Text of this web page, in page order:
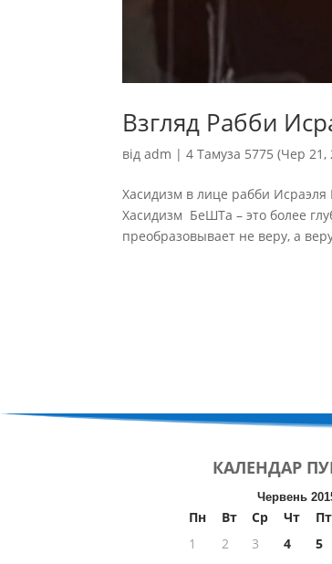
Взгляд Рабби
відadm |4 Тамуза 5775 (Чер 21,
Хасидизм в лице рабби
Хасидизм БеШТа – это более
преобразовывает не веру, а
КАЛЕНДАР
Червень
Пн Вт Ср Чт Пт
1
2 3 4 5